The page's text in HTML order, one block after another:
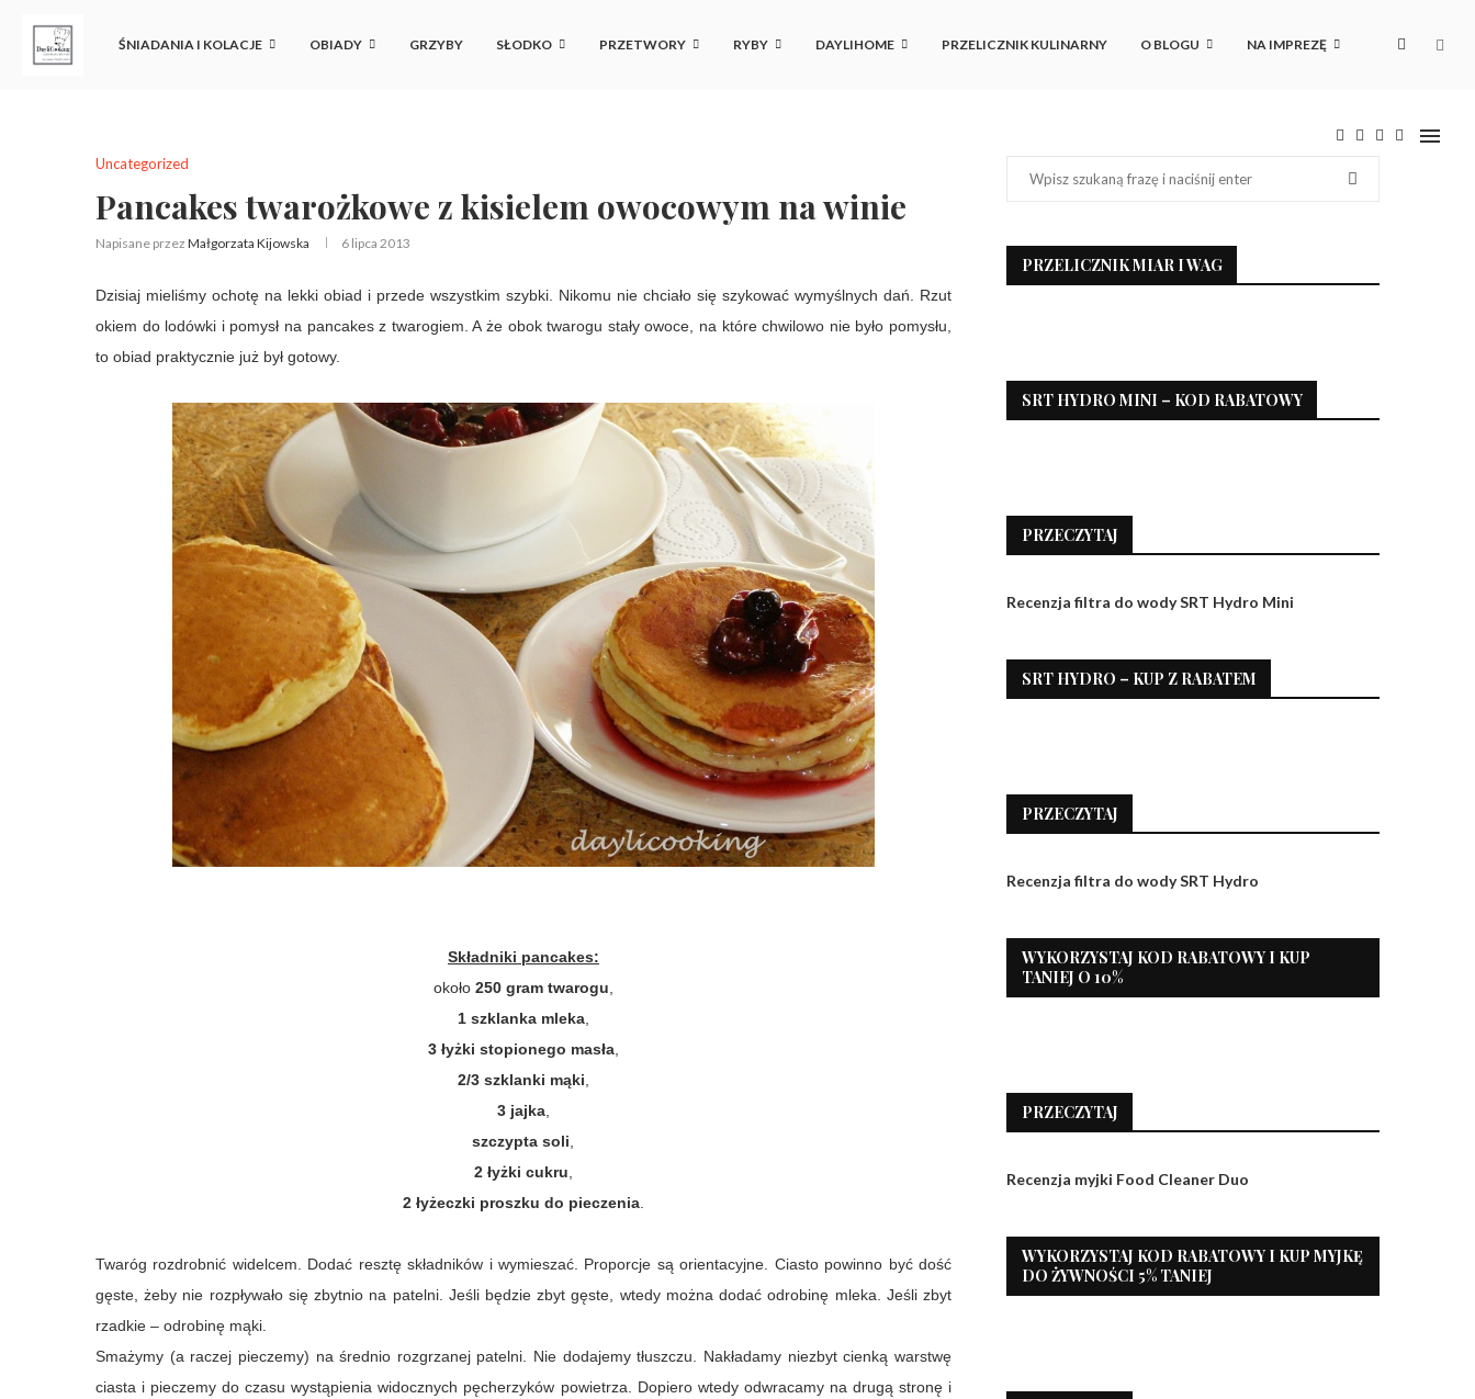
ŚNIADANIA I KOLACJE OBIADY GRZYBY SŁODKO PRZETWORY RYBY DAYLIHOME PRZELICZNIK KULINARNY O BLOGU NA IMPREZĘ
Uncategorized
Pancakes twarożkowe z kisielem owocowym na winie
Napisane przez Małgorzata Kijowska 6 lipca 2013
Dzisiaj mieliśmy ochotę na lekki obiad i przede wszystkim szybki. Nikomu nie chciało się szykować wymyślnych dań. Rzut
okiem do lodówki i pomysł na pancakes z twarogiem. A że obok twarogu stały owoce, na które chwilowo nie było pomysłu,
to obiad praktycznie już był gotowy.
Składniki pancakes:
około 250 gram twarogu
1 szklanka mleka,
3 łyżki stopionego masła,
2/3 szklanki mąki
3 jajka,
szczypta soli
2 łyżki cukru
2 łyżeczki proszku do pieczenia.
Twaróg rozdrobnić widelcem. Dodać resztę składników i wymieszać. Proporcje są orientacyjne. Ciasto powinno być dość
gęste, żeby nie rozpływało się zbytnio na patelni. Jeśli będzie zbyt gęste, wtedy można dodać odrobinę mleka. Jeśli zbyt
rzadkie – odrobinę mąki.
Smażymy (a raczej pieczemy) na średnio rozgrzanej patelni. Nie dodajemy tłuszczu. Nakładamy niezbyt cienką warstwę
ciasta i pieczemy do czasu wystąpienia widocznych pęcherzyków powietrza. Dopiero wtedy odwracamy na drugą stronę i
PRZELICZNIK MIAR I WAG
SRT HYDRO MINI – KOD RABATOWY
PRZECZYTAJ
Recenzja filtra do wody SRT Hydro Mini
SRT HYDRO – KUP Z RABATEM
PRZECZYTAJ
Recenzja filtra do wody SRT Hydro
WYKORZYSTAJ KOD RABATOWY I KUP
TANIEJ O 10%
PRZECZYTAJ
Recenzja myjki Food Cleaner Duo
WYKORZYSTAJ KOD RABATOWY I KUP MYJKĘ
DO ŻYWNOŚCI 5% TANIEJ